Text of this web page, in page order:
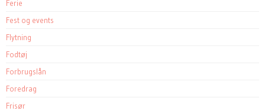
Ferie
Fest og events
Flytning
Fodtøj
Forbrugslån
Foredrag
Frisør